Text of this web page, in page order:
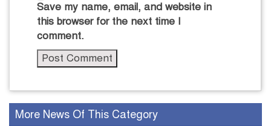
Save my name, email, and website in
this browser for the next time I
comment.
More News Of This Category